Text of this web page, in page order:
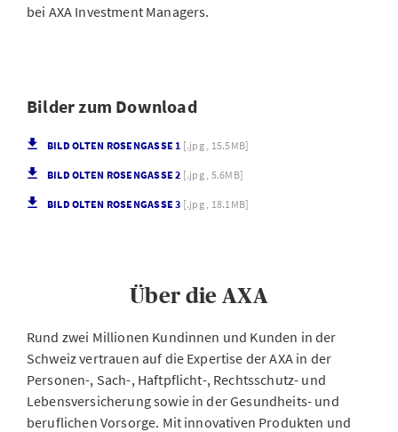
bei AXA Investment Managers.
Bilder zum Download
BILD OLTEN ROSENGASSE 1 [.jpg , 15.5MB]
BILD OLTEN ROSENGASSE 2 [.jpg , 5.6MB]
BILD OLTEN ROSENGASSE 3 [.jpg , 18.1MB]
Über die AXA
Rund zwei Millionen Kundinnen und Kunden in der
Schweiz vertrauen auf die Expertise der AXA in der
Personen-, Sach-, Haftpflicht-, Rechtsschutz- und
Lebensversicherung sowie in der Gesundheits- und
beruflichen Vorsorge. Mit innovativen Produkten und